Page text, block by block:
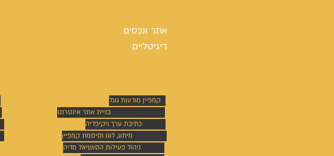
אתר ונכסים
דיגיטליים
קמפיין מודעות גוגל
בניית אתר אינטרנט
כתיבת ערך ויקיפדיה
מיתוג, לוגו וסיסמת קמפיין
ניהול פעילות הסושיאל מדיה